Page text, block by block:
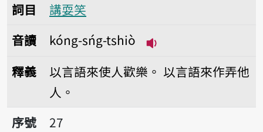
詞目
講耍笑
音讀
kóng-sńg-tshiò
釋義 以言語來使人歡樂。 以言語來作弄他
人。
序號27講通和
序號
27